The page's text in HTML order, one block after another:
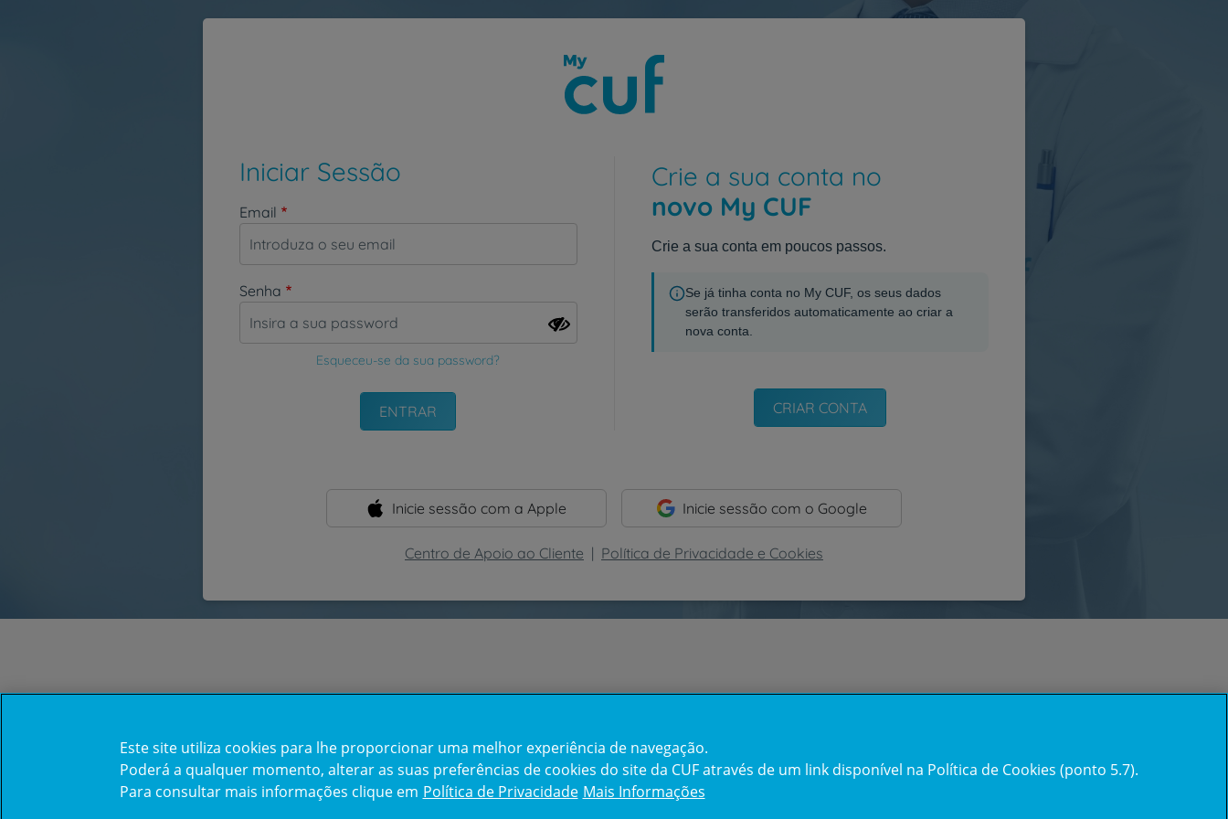
Iniciar Sessão
Email
Senha
Esqueceu-se da sua password?
Crie a sua conta no
novo My CUF
Crie a sua conta em poucos passos.
Se já tinha conta no My CUF, os seus dados
serão transferidos automaticamente ao criar a
nova conta.
CRIAR CONTA
Inicie sessão com a Apple Inicie sessão com o Google
Centro de Apoio ao Cliente | Política de Privacidade e Cookies
Este site utiliza cookies para lhe proporcionar uma melhor experiência de navegação.
Poderá a qualquer momento, alterar as suas preferências de cookies do site da CUF através de um link disponível na Política de Cookies (ponto 5.7).
Para consultar mais informações clique em Política de Privacidade Mais Informações